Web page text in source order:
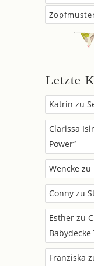
Letzte
Katrin zu
Clarissa
Power“
Wencke zu
Conny zu
Esther zu
Babydecke
Franziska